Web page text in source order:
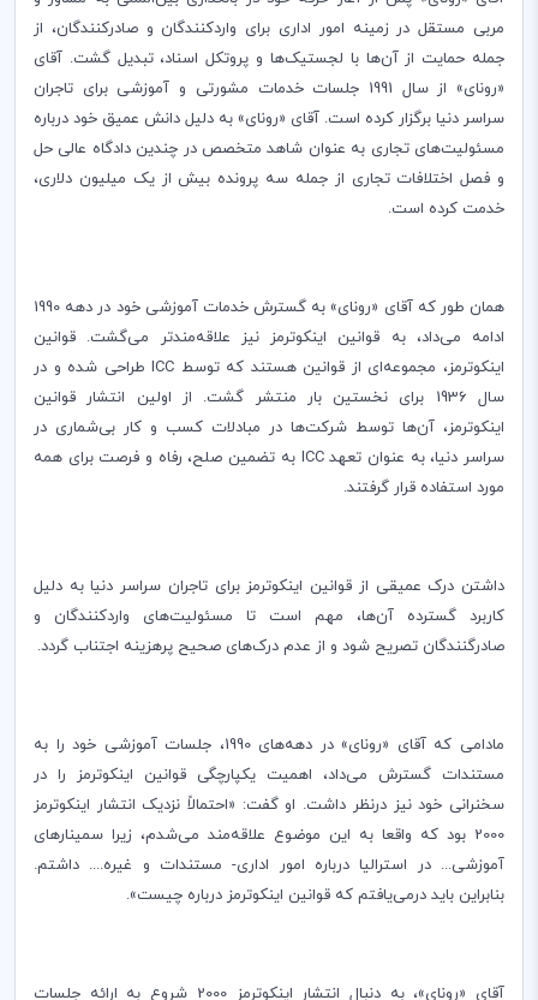
مربی مستقل در زمینه امور اداری برای واردکنندگان و صادرکنندگان، از
جمله حمایت از آن‌ها با لجستیک‌ها و پروتکل اسناد، تبدیل گشت. آقای
«رونای» از سال 1991 جلسات خدمات مشورتی و آموزشی برای تاجران
سراسر دنیا برگزار کرده است. آقای «رونای» به دلیل دانش عمیق خود درباره
مسئولیت‌های تجاری به عنوان شاهد متخصص در چندین دادگاه عالی حل
و فصل اختلافات تجاری از جمله سه پرونده بیش از یک میلیون دلاری،
خدمت کرده است.
همان طور که آقای «رونای» به گسترش خدمات آموزشی خود در دهه 1990
ادامه می‌داد، به قوانین اینکوترمز نیز علاقه‌مندتر می‌گشت. قوانین
اینکوترمز، مجموعه‌ای از قوانین هستند که توسط ICCطراحی شده و در
سال 1936 برای نخستین بار منتشر گشت. از اولین انتشار قوانین
اینکوترمز، آن‌ها توسط شرکت‌ها در مبادلات کسب و کار بی‌شماری در
سراسر دنیا، به عنوان تعهدICC به تضمین صلح، رفاه و فرصت برای همه
مورد استفاده قرار گرفتند.
داشتن درک عمیقی از قوانین اینکوترمز برای تاجران سراسر دنیا به دلیل
کاربرد گسترده آن‌ها، مهم است تا مسئولیت‌های واردکنندگان و
صادرگنندگان تصریح شود و از عدم درک‌های صحیح پرهزینه اجتناب گردد.
مادامی که آقای «رونای» در دهه‌های 1990، جلسات آموزشی خود را به
مستندات گسترش می‌داد، اهمیت یکپارچگی قوانین اینکوترمز را در
سخنرانی خود نیز درنظر داشت. او گفت: «احتمالاً نزدیک انتشار اینکوترمز
2000 بود که واقعا به این موضوع علاقه‌مند می‌شدم، زیرا سمینارهای
آموزشی... در استرالیا درباره امور اداری- مستندات و غیره.... داشتم.
بنابراین باید درمی‌یافتم که قوانین اینکوترمز درباره چیست».
آقای «رونای»، به دنبال انتشار اینکوترمز 2000 شروع به ارائه جلسات